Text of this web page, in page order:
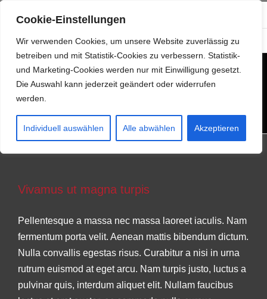
Cookie-Einstellungen
Wir verwenden Cookies, um unsere Website zuverlässig zu
betreiben und mit Statistik-Cookies zu verbessern. Statistik-
und Marketing-Cookies werden nur mit Einwilligung gesetzt.
Die Auswahl kann jederzeit geändert oder widerrufen
werden.
Individuell auswählen Alle abwählen Akzeptieren
Inhalt
springen
info@resonanzwerk.de
FacebookInstagram
E-
Design Web Design
Vivamus ut magna turpis
Pellentesque a massa nec massa laoreet iaculis. Nam
fermentum porta velit. Aenean mattis bibendum dictum.
Nulla convallis egestas risus. Curabitur a nisi in urna
rutrum euismod at eget arcu. Nam turpis justo, luctus a
pulvinar quis, interdum aliquet elit. Nullam faucibus